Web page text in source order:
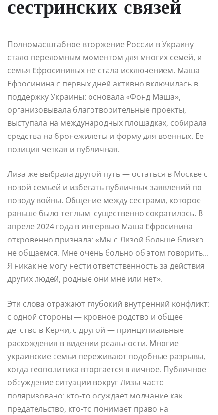
сестринских связей
Полномасштабное вторжение России в Украину
стало переломным моментом для многих семей, и
семья Ефросининых не стала исключением. Маша
Ефросинина с первых дней активно включилась в
поддержку Украины: основала «Фонд Маша»,
организовывала благотворительные проекты,
выступала на международных площадках, собирала
средства на бронежилеты и форму для военных. Ее
позиция четкая и публичная.
Лиза же выбрала другой путь — остаться в Москве с
новой семьей и избегать публичных заявлений по
поводу войны. Общение между сестрами, которое
раньше было теплым, существенно сократилось. В
апреле 2024 года в интервью Маша Ефросинина
откровенно признала: «Мы с Лизой больше близко
не общаемся. Мне очень больно об этом говорить...
Я никак не могу нести ответственность за действия
других людей, родные они мне или нет».
Эти слова отражают глубокий внутренний конфликт:
с одной стороны — кровное родство и общее
детство в Керчи, с другой — принципиальные
расхождения в видении реальности. Многие
украинские семьи переживают подобные разрывы,
когда геополитика вторгается в личное. Публичное
обсуждение ситуации вокруг Лизы часто
поляризовано: кто-то осуждает молчание как
предательство, кто-то понимает право на